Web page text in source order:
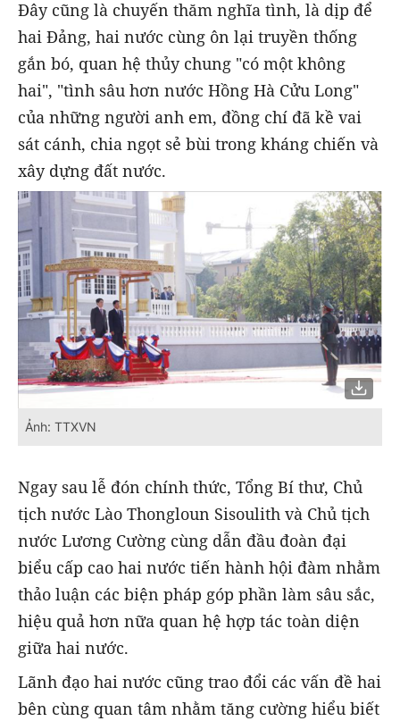
Đây cũng là chuyến thăm nghĩa tình, là dịp để
hai Đảng, hai nước cùng ôn lại truyền thống
gắn bó, quan hệ thủy chung "có một không
hai", "tình sâu hơn nước Hồng Hà Cửu Long"
của những người anh em, đồng chí đã kề vai
sát cánh, chia ngọt sẻ bùi trong kháng chiến và
xây dựng đất nước.
Ảnh: TTXVN
Ngay sau lễ đón chính thức, Tổng Bí thư, Chủ
tịch nước Lào Thongloun Sisoulith và Chủ tịch
nước Lương Cường cùng dẫn đầu đoàn đại
biểu cấp cao hai nước tiến hành hội đàm nhằm
thảo luận các biện pháp góp phần làm sâu sắc,
hiệu quả hơn nữa quan hệ hợp tác toàn diện
giữa hai nước.
Lãnh đạo hai nước cũng trao đổi các vấn đề hai
bên cùng quan tâm nhằm tăng cường hiểu biết